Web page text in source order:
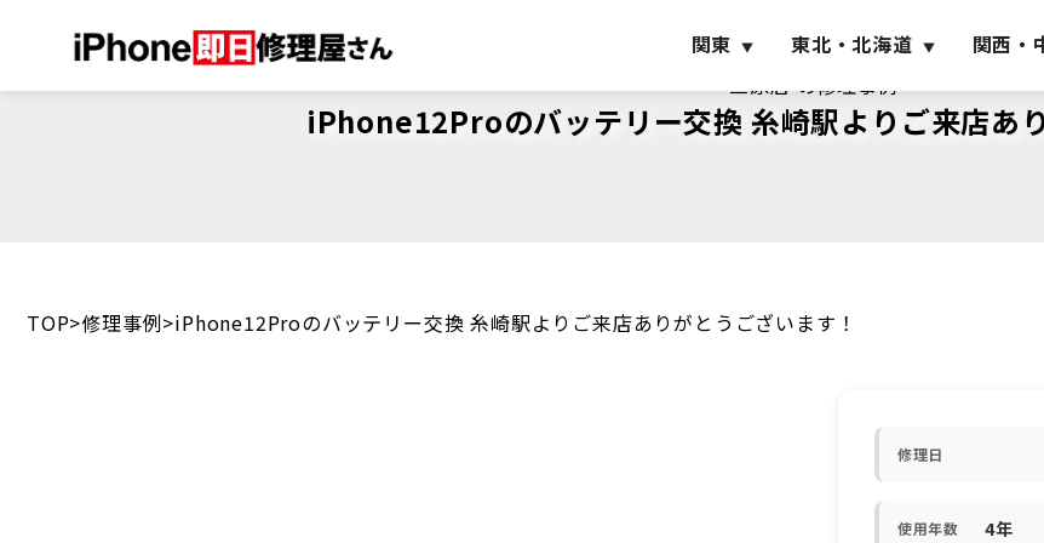
関東 東北・北海道 関西・
三原店 の修理事例
iPhone12Proのバッテリー交換 糸崎駅よりご来店あ
TOP 修理事例 iPhone12Proのバッテリー交換 糸崎駅よりご来店ありがとうございます！
修理日
使用年数 4年